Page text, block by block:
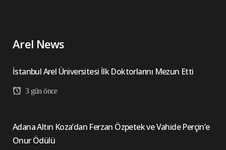
Arel News
İstanbul Arel Üniversitesi İlk Doktorlarını Mezun Etti
3 gün önce
Adana Altın Koza’dan Ferzan Özpetek ve Vahide Perçin’e
Onur Ödülü